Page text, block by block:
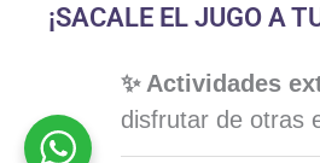
¡SACALE EL JUGO A
✨ Actividades
disfrutar de otras